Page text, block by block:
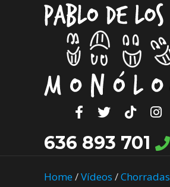
636 893 701
Home/Vídeos /Chorradas